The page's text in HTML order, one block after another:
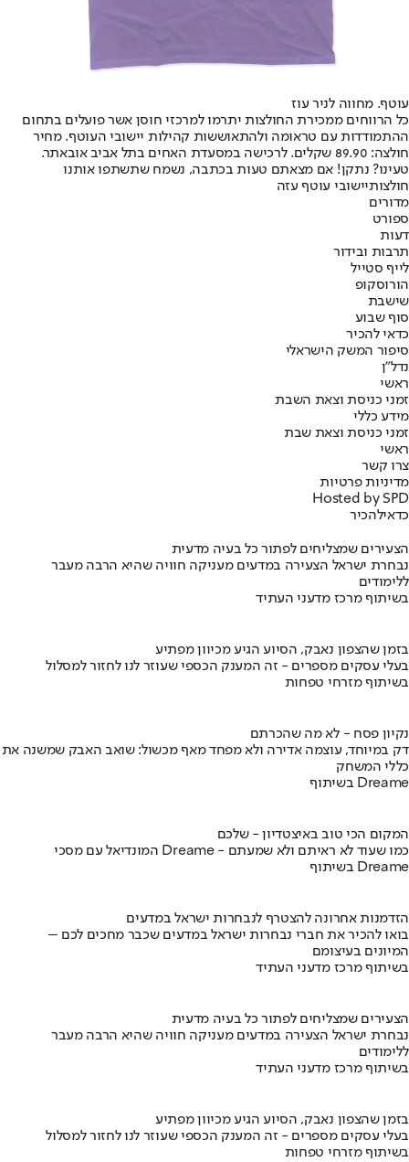
עוטף. מחווה לניר עוז
כל הרווחים ממכירת החולצות יתרמו למרכזי חוסן אשר פועלים בתחום
ההתמודדות עם טראומה ולהתאוששות קהילות יישובי העוטף. מחיר
חולצה: 89.90 שקלים. לרכישה במסעדת האחים בתל אביב או
באתר.
טעינו? נתקן! אם מצאתם טעות בכתבה, נשמח שתשתפו אותנו
חולצותיישובי עוטף עזה
מדורים
ספורט
דעות
תרבות ובידור
לייף סטייל
הורוסקופ
שישבת
סוף שבוע
כדאי להכיר
סיפור המשק הישראלי
נדל"ן
ראשי
זמני כניסת וצאת השבת
מידע כללי
זמני כניסת וצאת שבת
ראשי
צרו קשר
מדיניות פרטיות
Hosted by SPD
כדאילהכיר
הצעירים שמצליחים לפתור כל בעיה מדעית
נבחרת ישראל הצעירה במדעים מעניקה חוויה שהיא הרבה מעבר
ללימודים
בשיתוף מרכז מדעני העתיד
בזמן שהצפון נאבק, הסיוע הגיע מכיוון מפתיע
בעלי עסקים מספרים - זה המענק הכספי שעוזר לנו לחזור למסלול
בשיתוף מזרחי טפחות
נקיון פסח - לא מה שהכרתם
דק במיוחד, עוצמה אדירה ולא מפחד מאף מכשול: שואב האבק שמשנה את
כללי המשחק
בשיתוף Dreame
המקום הכי טוב באיצטדיון - שלכם
המונדיאל עם מסכי Dreame - כמו שעוד לא ראיתם ולא שמעתם
בשיתוף Dreame
הזדמנות אחרונה להצטרף לנבחרות ישראל במדעים
בואו להכיר את חברי נבחרות ישראל במדעים שכבר מחכים לכם –
המיונים בעיצומם
בשיתוף מרכז מדעני העתיד
הצעירים שמצליחים לפתור כל בעיה מדעית
נבחרת ישראל הצעירה במדעים מעניקה חוויה שהיא הרבה מעבר
ללימודים
בשיתוף מרכז מדעני העתיד
בזמן שהצפון נאבק, הסיוע הגיע מכיוון מפתיע
בעלי עסקים מספרים - זה המענק הכספי שעוזר לנו לחזור למסלול
בשיתוף מזרחי טפחות